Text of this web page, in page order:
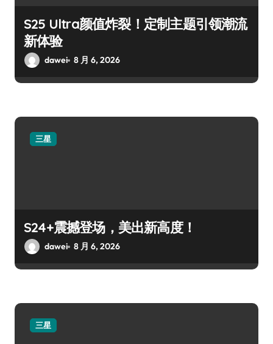
S25 Ultra颜值炸裂！定制主题引领潮流
新体验
dawei 8 月 6, 2026
三星
S24+震撼登场，美出新高度！
dawei 8 月 6, 2026
三星